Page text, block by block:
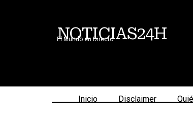
NOTICIAS24H
El Mundo en Directo
Inicio Disclaimer